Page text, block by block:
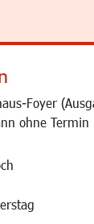
Foyer
ohne